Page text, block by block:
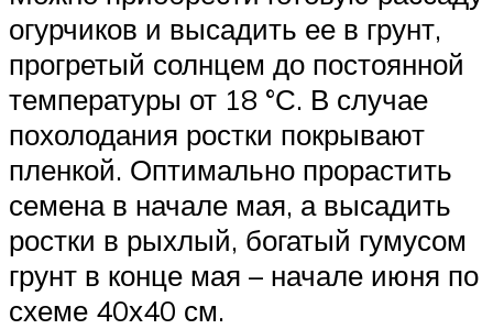
огурчиков и высадить ее в грунт,
прогретый солнцем до постоянной
температуры от 18 °С. В случае
похолодания ростки покрывают
пленкой. Оптимально прорастить
семена в начале мая, а высадить
ростки в рыхлый, богатый гумусом
грунт в конце мая – начале июня по
схеме 40х40 см.